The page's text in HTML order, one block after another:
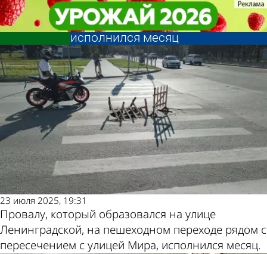
Провалу на улице
Ленинградской в Пензе
исполнился месяц
Глас народа
23 июля 2025, 19:31
Провалу, который образовался на улице
Ленинградской, на пешеходном переходе рядом с
пересечением с улицей Мира, исполнился месяц.
Провалу на улице
Ленинградской в Пензе
исполнился месяц
Глас народа
Другие новости
по теме
Погода и курсы
валют в Пензе